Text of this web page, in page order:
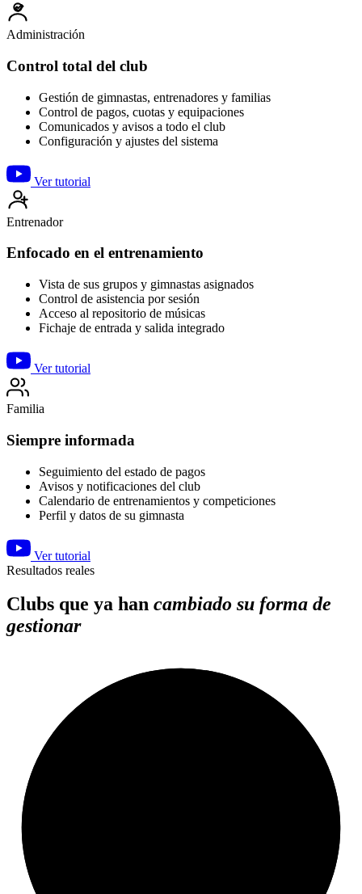
Administración
Control total del club
Gestión de gimnastas, entrenadores y familias
Control de pagos, cuotas y equipaciones
Comunicados y avisos a todo el club
Configuración y ajustes del sistema
Ver tutorial
Entrenador
Enfocado en el entrenamiento
Vista de sus grupos y gimnastas asignados
Control de asistencia por sesión
Acceso al repositorio de músicas
Fichaje de entrada y salida integrado
Ver tutorial
Familia
Siempre informada
Seguimiento del estado de pagos
Avisos y notificaciones del club
Calendario de entrenamientos y competiciones
Perfil y datos de su gimnasta
Ver tutorial
Resultados reales
Clubs que ya han cambiado su forma de
gestionar